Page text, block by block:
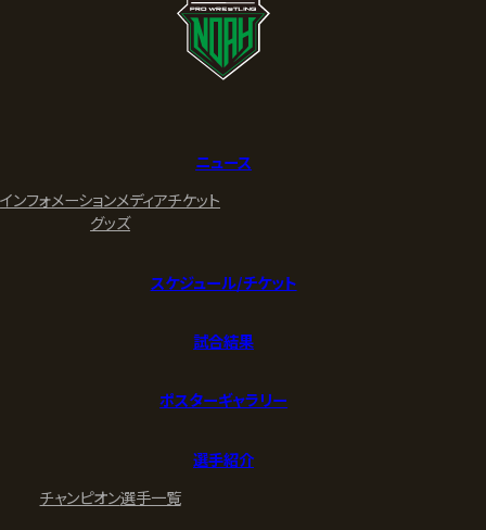
ニュース
インフォメーションメディアチケット
グッズ
スケジュール/チケット
試合結果
ポスターギャラリー
選手紹介
チャンピオン選手一覧